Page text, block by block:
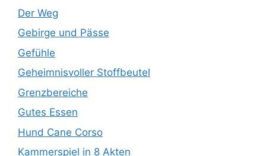
Der Weg
Gebirge und Pässe
Gefühle
Geheimnisvoller Stoffbeutel
Grenzbereiche
Gutes Essen
Hund Cane Corso
Kammerspiel in 8 Akten